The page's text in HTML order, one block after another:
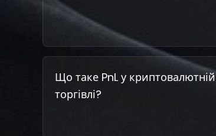
Що таке PnL у криптовалютній
торгівлі?